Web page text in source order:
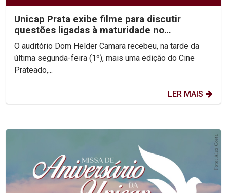
Unicap Prata exibe filme para discutir
questões ligadas à maturidade no
casamento
O auditório Dom Helder Camara recebeu, na tarde da
última segunda-feira (1º), mais uma edição do Cine
Prateado,...
LER MAIS